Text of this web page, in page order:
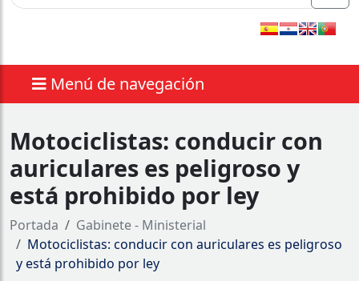
Menú de navegación
Motociclistas: conducir con
auriculares es peligroso y
está prohibido por ley
Portada
Gabinete - Ministerial
Motociclistas: conducir con auriculares es peligroso
y está prohibido por ley